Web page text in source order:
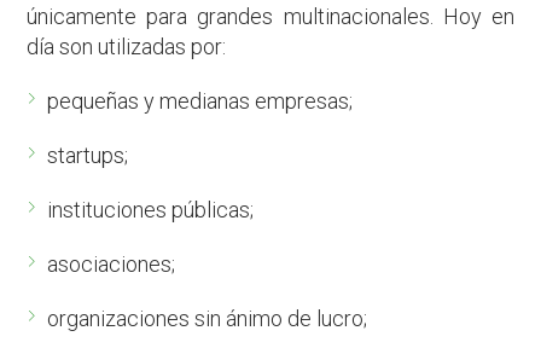
únicamente para grandes multinacionales. Hoy en
día son utilizadas por:
pequeñas y medianas empresas;
startups;
instituciones públicas;
asociaciones;
organizaciones sin ánimo de lucro;